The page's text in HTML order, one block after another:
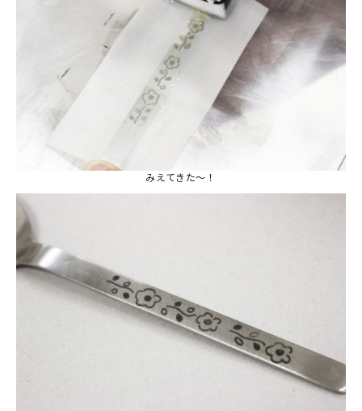
みえてきた～！